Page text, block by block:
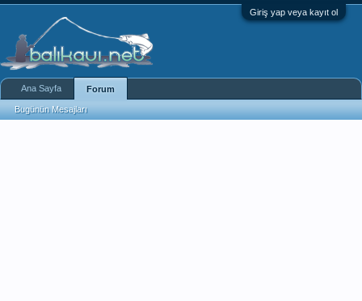
Giriş yap veya kayıt ol
Ana Sayfa Forum
Bugünün Mesajları